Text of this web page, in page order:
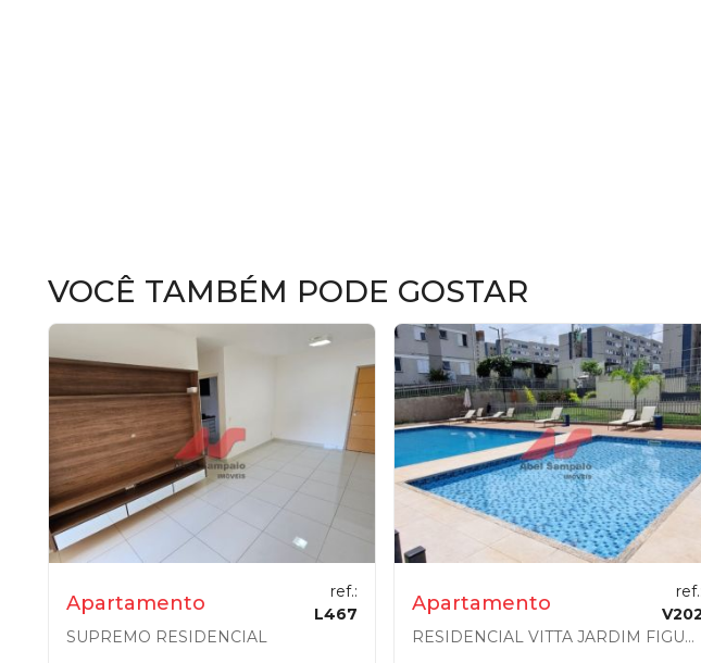
VOCÊ TAMBÉM PODE GOSTAR
Apartamento
ref.:
L467
SUPREMO RESIDENCIAL
Apartamento
ref.:
V202
RESIDENCIAL VITTA JARDIM FIGUEIRAS